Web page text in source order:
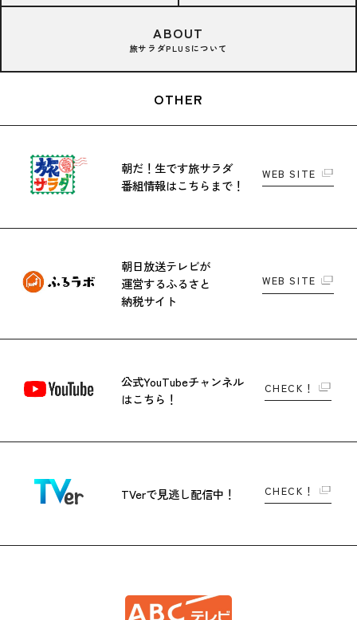
ABOUT
旅サラダPLUSについて
OTHER
朝だ！生です旅サラダ
番組情報はこちらまで！
WEB SITE
朝日放送テレビが
運営するふるさと
納税サイト
WEB SITE
公式YouTubeチャンネル
はこちら！
CHECK！
TVerで見逃し配信中！ CHECK！